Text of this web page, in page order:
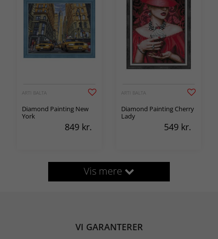
ARTI BALTA
Diamond Painting New
York
849 kr.
ARTI BALTA
Diamond Painting Cherry
Lady
549 kr.
Vis mere
VI GARANTERER